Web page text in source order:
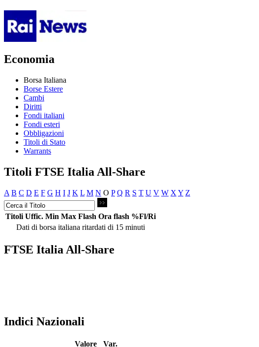
Economia
Borsa Italiana
Borse Estere
Cambi
Diritti
Fondi italiani
Fondi esteri
Obbligazioni
Titoli di Stato
Warrants
Titoli FTSE Italia All-Share
A B C D E F G H I J K L M N O P Q R S T U V W X Y Z
Titoli Uffic. Min Max Flash Ora flash %Fl/Ri
Dati di borsa italiana ritardati di 15 minuti
FTSE Italia All-Share
Indici Nazionali
Valore
Var.